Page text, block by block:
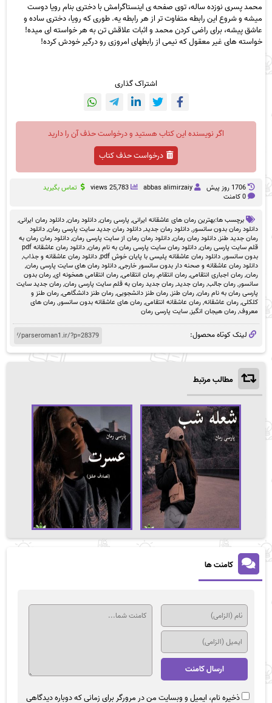
محمد پسری نوزده ساله، توی صفحه ی اینستاگرامش با دختری بنام رویا دوست
میشه و شروع این رابطه متفاوت تر از هر رابطه یه. طوری که رویا، دختری ساده و
عاشق پیشه، برای راضی کردن محمد و اثبات علاقش تن به هر خواسته ای میده!
خواسته های غیر معقول که نیمی از رابطهای امروزی رو درگیر خودش کرده!
اشتراک گذاری
اگر نویسنده این کتاب هستید و درخواست حذف آن را دارید
درخواست حذف کتاب
1706 روز پيش abbas alimirzaiy
25,783 views
تماس بگیرید
0 کامنت
برچسب ها:بهترین رمان های عاشقانه ایرانی, پارسی رمان,دانلود رمان,دانلود رمان ایرانی,
دانلود رمان بدون سانسور,دانلود رمان جدید,دانلود رمان جدید سایت پارسی رمان,دانلود
رمان جدید طنز,دانلود رمان رمان,دانلود رمان رمان از سایت پارسی رمان,دانلود رمان رمان به
قلم سایت پارسی رمان,دانلود رمان سایت پارسی رمان به نام رمان,
دانلود رمان عاشقانه pdf
بدون سانسور,دانلود رمان عاشقانه پلیسی با پایان خوش pdf ,دانلود رمان عاشقانه و جذاب,
دانلود رمان عاشقانه و صحنه دار بدون سانسور خارجی,دانلود رمان های سایت پارسی رمان,
رمان,رمان اجباری انتقامی,رمان انتقام,رمان انتقامی,رمان انتقامی همخونه ای,رمان بدون
سانسور,رمان جالب,رمان جدید,رمان جدید رمان به قلم سایت پارسی رمان,رمان جدید سایت
پارسی رمان به نام رمان,رمان طنز,رمان طنز دانشجویی,رمان طنز دانشگاهی,رمان طنز و
کلکلی,رمان عاشقانه,رمان عاشقانه انتقامی,رمان های عاشقانه بدون سانسور,رمان های
معروف,رمان هیجان انگیز,سایت پارسی رمان
لینک کوتاه محصول:
مطالب مرتبط
کامنت ها
ذخیره نام، ایمیل و وبسایت من در مرورگر برای زمانی که دوباره دیدگاهی